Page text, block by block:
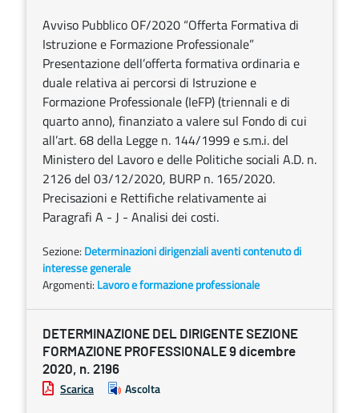
Avviso Pubblico OF/2020 “Offerta Formativa di
Istruzione e Formazione Professionale”
Presentazione dell’offerta formativa ordinaria e
duale relativa ai percorsi di Istruzione e
Formazione Professionale (IeFP) (triennali e di
quarto anno), finanziato a valere sul Fondo di cui
all’art. 68 della Legge n. 144/1999 e s.m.i. del
Ministero del Lavoro e delle Politiche sociali A.D. n.
2126 del 03/12/2020, BURP n. 165/2020.
Precisazioni e Rettifiche relativamente ai
Paragrafi A - J - Analisi dei costi.
Sezione: Determinazioni dirigenziali aventi contenuto di
interesse generale
Argomenti: Lavoro e formazione professionale
DETERMINAZIONE DEL DIRIGENTE SEZIONE
FORMAZIONE PROFESSIONALE 9 dicembre
2020, n. 2196
Scarica Ascolta